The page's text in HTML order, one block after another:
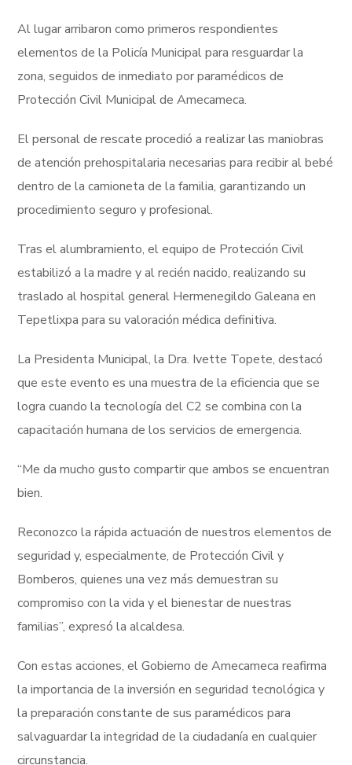
Al lugar arribaron como primeros respondientes
elementos de la Policía Municipal para resguardar la
zona, seguidos de inmediato por paramédicos de
Protección Civil Municipal de Amecameca.
El personal de rescate procedió a realizar las maniobras
de atención prehospitalaria necesarias para recibir al bebé
dentro de la camioneta de la familia, garantizando un
procedimiento seguro y profesional.
Tras el alumbramiento, el equipo de Protección Civil
estabilizó a la madre y al recién nacido, realizando su
traslado al hospital general Hermenegildo Galeana en
Tepetlixpa para su valoración médica definitiva.
La Presidenta Municipal, la Dra. Ivette Topete, destacó
que este evento es una muestra de la eficiencia que se
logra cuando la tecnología del C2 se combina con la
capacitación humana de los servicios de emergencia.
“Me da mucho gusto compartir que ambos se encuentran
bien.
Reconozco la rápida actuación de nuestros elementos de
seguridad y, especialmente, de Protección Civil y
Bomberos, quienes una vez más demuestran su
compromiso con la vida y el bienestar de nuestras
familias”, expresó la alcaldesa.
Con estas acciones, el Gobierno de Amecameca reafirma
la importancia de la inversión en seguridad tecnológica y
la preparación constante de sus paramédicos para
salvaguardar la integridad de la ciudadanía en cualquier
circunstancia.